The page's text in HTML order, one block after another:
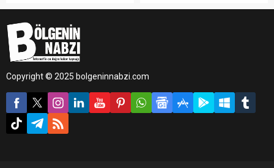
sergilediği muhteşem
performansla altın
madalyanın sahibi oldu. Ay-
üst basamağında
hem Türkiye'nin hem de
Batman'ın gururu oldu.
Copyright © 2025 bolgeninnabzi.com